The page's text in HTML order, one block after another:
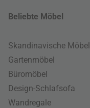
Beliebte Möbel
Skandinavische Möbel
Gartenmöbel
Büromöbel
Design-Schlafsofa
Wandregale